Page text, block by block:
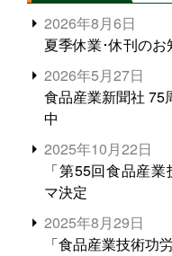
2026年8月6日
夏季休業･休刊の
2026年5月27日
食品産業新聞社 75
中
2025年10月22日
「第55回食品産
マ決定
2025年8月29日
「食品産業技術功